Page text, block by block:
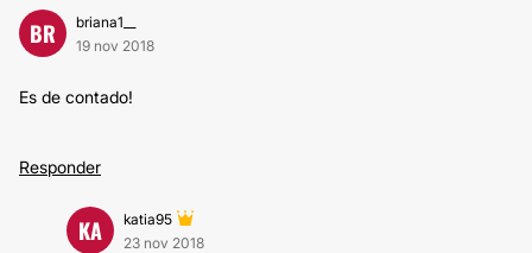
BR
briana1__
19 nov 2018
Es de contado!
Responder
KA
katia95
23 nov 2018